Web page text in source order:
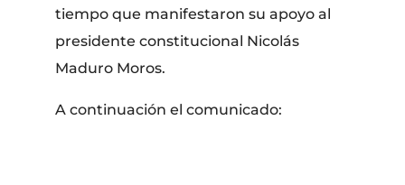
tiempo que manifestaron su apoyo al
presidente constitucional Nicolás
Maduro Moros.
A continuación el comunicado: